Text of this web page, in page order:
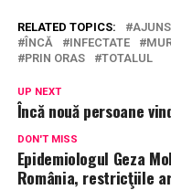
RELATED TOPICS: AJUNS
ÎNCĂ
INFECTATE
PRIN ORAS
TOTALUL
UP NEXT
Încă nouă persoane
DON'T MISS
Epidemiologul Geza
România, restricţiile